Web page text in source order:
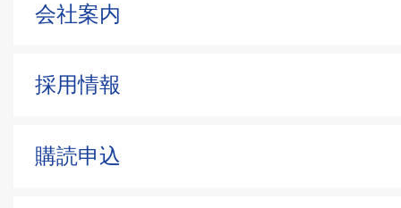
会社案内
採用情報
購読申込